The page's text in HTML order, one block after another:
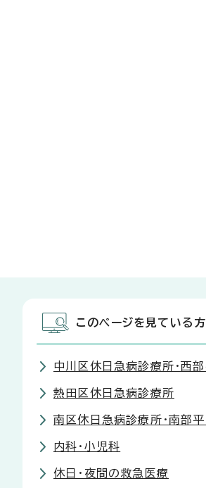
このページを見ている
中川区休日急病診療所・西
熱田区休日急病診療所
南区休日急病診療所・南部
内科・小児科
休日・夜間の救急医療